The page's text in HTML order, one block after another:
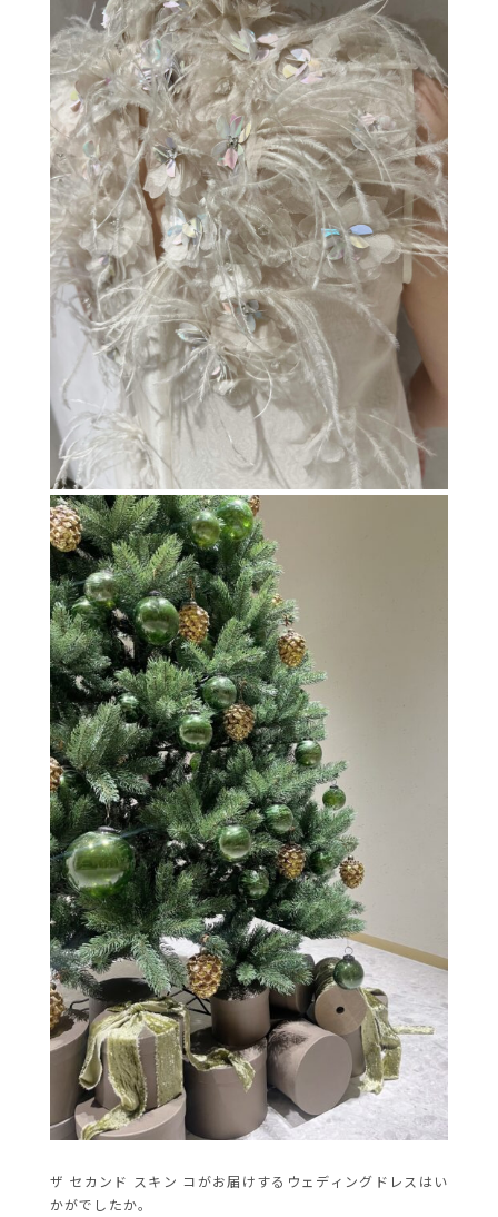
ザ セカンド スキン コがお届けするウェディングドレスはい
かがでしたか。